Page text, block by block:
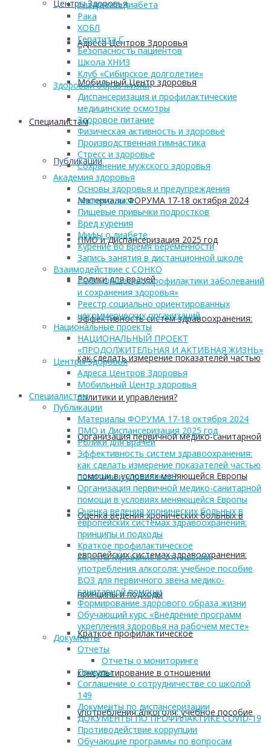
Центры Здоровья
Адреса Центров Здоровья
Мобильный Центр здоровья
Cпециалистам
Публикации
Материалы ФОРУМА 17-18 октября 2024
ПМО и Диспансеризация 2025 год
Ролики для врачей
Эффективность систем здравоохранения:
как сделать измерение показателей частью
политики и управления?
Организация первичной медико-санитарной
помощи в условиях меняющейся Европы
Оценка ведения хронических больных в
европейских системах здравоохранения:
принципы и подходы
Краткое профилактическое
консультирование в отношении
употребления алкоголя: учебное пособие
Сахарного диабета
Рака
ХОБЛ
Гепатита С
Безопасность пациентов
Школа ХНИЗ
Клуб «Сибирское долголетие»
Здоровый образ жизни
Диспансеризация и профилактические
медицинские осмотры
Здоровое питание
Физическая активность и здоровье
Производственная гимнастика
Стресс и здоровье
Сохранение мужского здоровья
Академия здоровья
Основы здоровья и предупреждения
лишнего веса
Пищевые привычки подростков
Вред курения
Мифы о диабете
Курение во время беременности
Запись занятия в дистанционной школе
Взаимодействие с СОНКО
РОО «Общество профилактики заболеваний
и сохранения здоровья»
Реестр социально ориентированных
некоммерческих организаций
Национальные проекты
НАЦИОНАЛЬНЫЙ ПРОЕКТ
«ПРОДОЛЖИТЕЛЬНАЯ И АКТИВНАЯ ЖИЗНЬ»
Центры Здоровья
Адреса Центров Здоровья
Мобильный Центр здоровья
Cпециалистам
Публикации
Материалы ФОРУМА 17-18 октября 2024
ПМО и Диспансеризация 2025 год
Ролики для врачей
Эффективность систем здравоохранения:
как сделать измерение показателей частью
политики и управления?
Организация первичной медико-санитарной
помощи в условиях меняющейся Европы
Оценка ведения хронических больных в
европейских системах здравоохранения:
принципы и подходы
Краткое профилактическое
консультирование в отношении
употребления алкоголя: учебное пособие
ВОЗ для первичного звена медико-
санитарной помощи
Формирование здорового образа жизни
Обучающий курс «Внедрение программ
укрепления здоровья на рабочем месте»
Документы
Отчеты
Отчеты о мониторинге
Приказы
Соглашение о сотрудничестве со школой
149
Документы по диспансеризации
ДОКУМЕНТЫ ПО ПРОФИЛАКТИКЕ COVID-19
Противодействие коррупции
Обучающие программы по вопросам